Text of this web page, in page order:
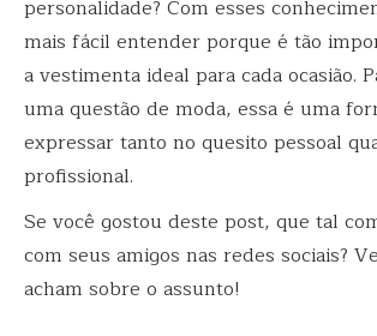
personalidade? Com esses
mais fácil entender porque é tão
a vestimenta ideal para cada ocasião.
uma questão de moda, essa é uma
expressar tanto no quesito pessoal
profissional.
Se você gostou deste post, que tal
com seus amigos nas redes sociais?
acham sobre o assunto!